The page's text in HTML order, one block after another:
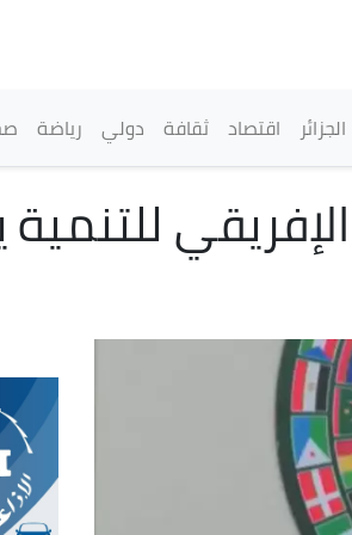
الرئيسيةالجزائر اقتصاد ثقافة دولي رياضة